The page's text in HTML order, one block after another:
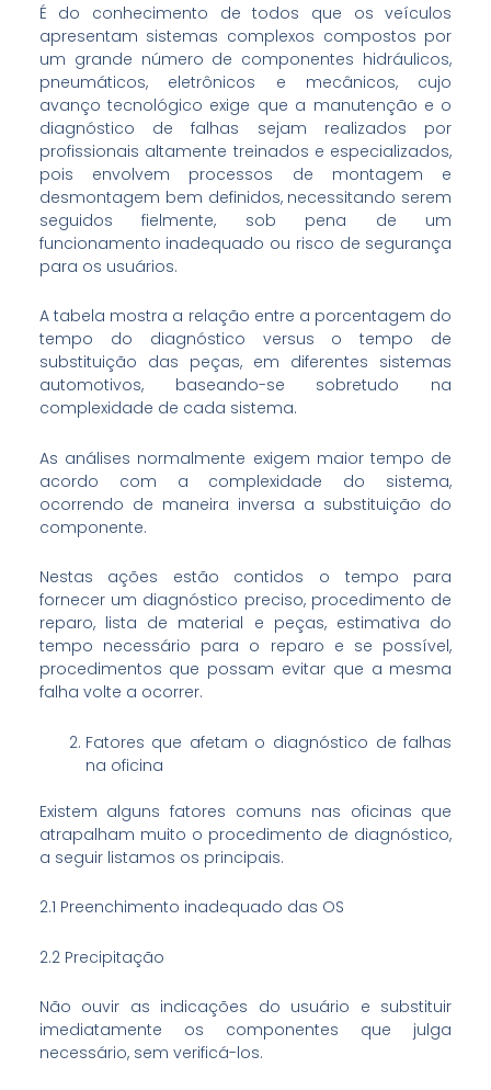
É do conhecimento de todos que os veículos
apresentam sistemas complexos compostos por
um grande número de componentes hidráulicos,
pneumáticos, eletrônicos e mecânicos, cujo
avanço tecnológico exige que a manutenção e o
diagnóstico de falhas sejam realizados por
profissionais altamente treinados e especializados,
pois envolvem processos de montagem e
desmontagem bem definidos, necessitando serem
seguidos fielmente, sob pena de um
funcionamento inadequado ou risco de segurança
para os usuários.
A tabela mostra a relação entre a porcentagem do
tempo do diagnóstico versus o tempo de
substituição das peças, em diferentes sistemas
automotivos, baseando-se sobretudo na
complexidade de cada sistema.
As análises normalmente exigem maior tempo de
acordo com a complexidade do sistema,
ocorrendo de maneira inversa a substituição do
componente.
Nestas ações estão contidos o tempo para
fornecer um diagnóstico preciso, procedimento de
reparo, lista de material e peças, estimativa do
tempo necessário para o reparo e se possível,
procedimentos que possam evitar que a mesma
falha volte a ocorrer.
Fatores que afetam o diagnóstico de falhas
na oficina
Existem alguns fatores comuns nas oficinas que
atrapalham muito o procedimento de diagnóstico,
a seguir listamos os principais.
2.1 Preenchimento inadequado das OS
2.2 Precipitação
Não ouvir as indicações do usuário e substituir
imediatamente os componentes que julga
necessário, sem verificá-los.